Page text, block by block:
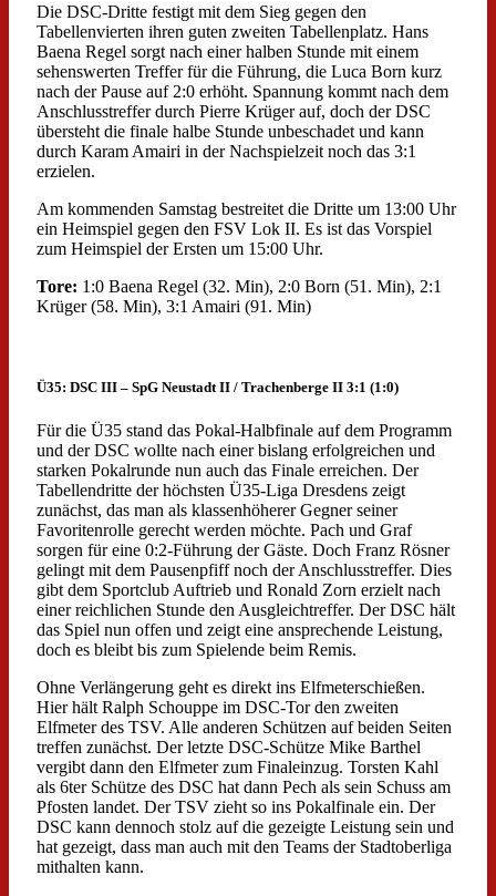
Die DSC-Dritte festigt mit dem Sieg gegen den
Tabellenvierten ihren guten zweiten Tabellenplatz. Hans
Baena Regel sorgt nach einer halben Stunde mit einem
sehenswerten Treffer für die Führung, die Luca Born kurz
nach der Pause auf 2:0 erhöht. Spannung kommt nach dem
Anschlusstreffer durch Pierre Krüger auf, doch der DSC
übersteht die finale halbe Stunde unbeschadet und kann
durch Karam Amairi in der Nachspielzeit noch das 3:1
erzielen.
Am kommenden Samstag bestreitet die Dritte um 13:00 Uhr
ein Heimspiel gegen den FSV Lok II. Es ist das Vorspiel
zum Heimspiel der Ersten um 15:00 Uhr.
Tore: 1:0 Baena Regel (32. Min), 2:0 Born (51. Min), 2:1
Krüger (58. Min), 3:1 Amairi (91. Min)
Ü35: DSC III – SpG Neustadt II / Trachenberge II 3:1 (1:0)
Für die Ü35 stand das Pokal-Halbfinale auf dem Programm
und der DSC wollte nach einer bislang erfolgreichen und
starken Pokalrunde nun auch das Finale erreichen. Der
Tabellendritte der höchsten Ü35-Liga Dresdens zeigt
zunächst, das man als klassenhöherer Gegner seiner
Favoritenrolle gerecht werden möchte. Pach und Graf
sorgen für eine 0:2-Führung der Gäste. Doch Franz Rösner
gelingt mit dem Pausenpfiff noch der Anschlusstreffer. Dies
gibt dem Sportclub Auftrieb und Ronald Zorn erzielt nach
einer reichlichen Stunde den Ausgleichtreffer. Der DSC hält
das Spiel nun offen und zeigt eine ansprechende Leistung,
doch es bleibt bis zum Spielende beim Remis.
Ohne Verlängerung geht es direkt ins Elfmeterschießen.
Hier hält Ralph Schouppe im DSC-Tor den zweiten
Elfmeter des TSV. Alle anderen Schützen auf beiden Seiten
treffen zunächst. Der letzte DSC-Schütze Mike Barthel
vergibt dann den Elfmeter zum Finaleinzug. Torsten Kahl
als 6ter Schütze des DSC hat dann Pech als sein Schuss am
Pfosten landet. Der TSV zieht so ins Pokalfinale ein. Der
DSC kann dennoch stolz auf die gezeigte Leistung sein und
hat gezeigt, dass man auch mit den Teams der Stadtoberliga
mithalten kann.